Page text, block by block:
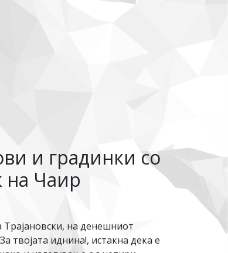
и градинки со
на Чаир
на денешниот
твојата иднина!, истакна дека е